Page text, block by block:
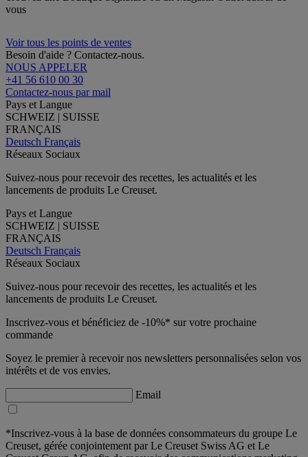
vous
Voir tous les points de ventes
Besoin d'aide ? Contactez-nous.
NOUS APPELER
+41 56 610 00 30
Contactez-nous par mail
Pays et Langue
SCHWEIZ | SUISSE
FRANÇAIS
Deutsch Français
Réseaux Sociaux
Suivez-nous pour recevoir des recettes, les actualités et les
lancements de produits Le Creuset.
Pays et Langue
SCHWEIZ | SUISSE
FRANÇAIS
Deutsch Français
Réseaux Sociaux
Suivez-nous pour recevoir des recettes, les actualités et les
lancements de produits Le Creuset.
Inscrivez-vous et bénéficiez de -10%* sur votre prochaine
commande
Soyez le premier à recevoir nos newsletters personnalisées selon vos
intérêts et de vos envies.
Email
*Inscrivez-vous à la base de données consommateurs du groupe Le
Creuset, gérée conjointement par Le Creuset Swiss AG et Le